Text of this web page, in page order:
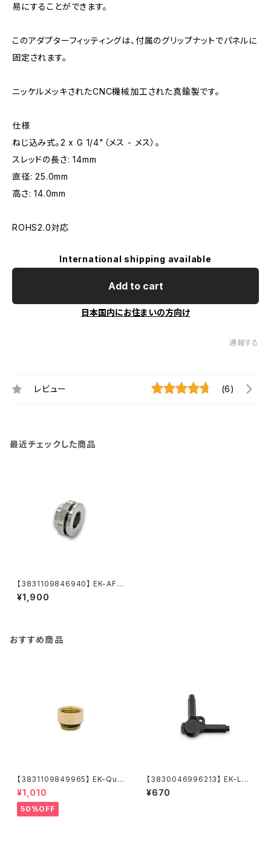
易にすることができます。
このアダプターフィッティングは、付属のグリップナットでパネルに
固定されます。
ニッケルメッキされたCNC機械加工された真鍮製です。
仕様
ねじ込み式。2 x G 1/4"（メス - メス）。
スレッドの長さ: 14mm
直径: 25.0mm
高さ: 14.0mm
ROHS2.0対応
International shipping available
Add to cart
日本国内にお住まいの方向け
通報する
レビュー (6)
最近チェックした商品
【3831109846940】 EK-AF P
ass-Through G1/4 - Nickel
¥1,900
おすすめ商品
【3831109849965】 EK-Qua
ntum Torque Micro Extend
er Static MF 7 - Gold
¥1,010
50%OFF
【3830046996213】 EK-Loo
p Multi Allen Key (6mm. 8
mm. 9mm)
¥670